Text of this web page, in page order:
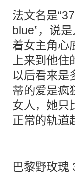
法文名是
blue”，说
着女主角心
上来到他住
以后看来是
蒂的爱是疯
女人，她只
正常的轨道
巴黎野玫瑰